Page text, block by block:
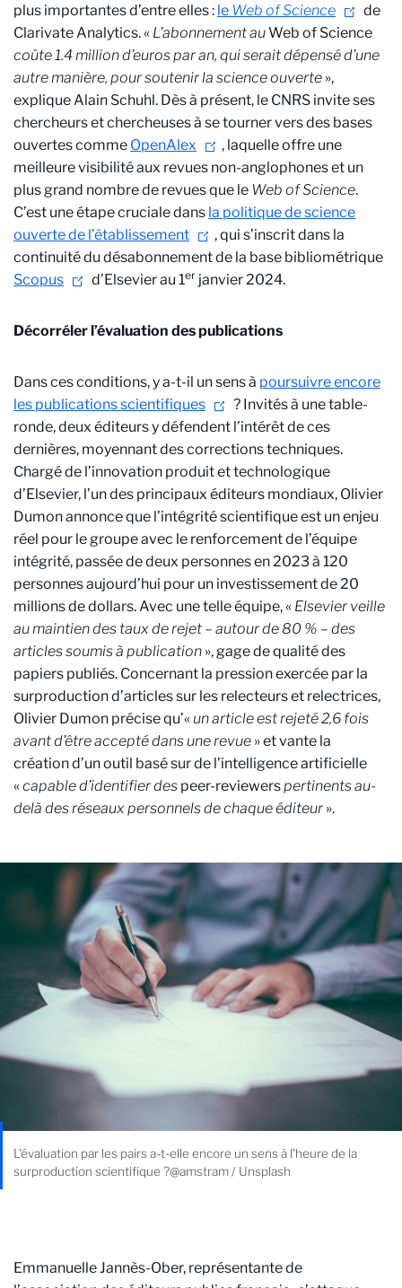
plus importantes d’entre elles : le Web of Science
de
Clarivate Analytics. « L’abonnement auWeb of Science
coûte 1.4 million d’euros par an, qui serait dépensé d’une
autre manière, pour soutenir la science ouverte »,
explique Alain Schuhl. Dès à présent, le CNRS invite ses
chercheurs et chercheuses à se tourner vers des bases
ouvertes comme OpenAlex
, laquelle offre une
meilleure visibilité aux revues non-anglophones et un
plus grand nombre de revues que le Web of Science.
C’est une étape cruciale dans la politique de science
ouverte de l’établissement
, qui s’inscrit dans la
continuité du désabonnement de la base bibliométrique
Scopus
d’Elsevier au 1er janvier 2024.
Décorréler l’évaluation des publications
Dans ces conditions, y a-t-il un sens à poursuivre encore
les publications scientifiques
? Invités à une table-
ronde, deux éditeurs y défendent l’intérêt de ces
dernières, moyennant des corrections techniques.
Chargé de l’innovation produit et technologique
d’Elsevier, l’un des principaux éditeurs mondiaux, Olivier
Dumon annonce que l’intégrité scientifique est un enjeu
réel pour le groupe avec le renforcement de l’équipe
intégrité, passée de deux personnes en 2023 à 120
personnes aujourd’hui pour un investissement de 20
millions de dollars. Avec une telle équipe, « Elsevier veille
au maintien des taux de rejet – autour de 80 % – des
articles soumis à publication », gage de qualité des
papiers publiés. Concernant la pression exercée par la
surproduction d’articles sur les relecteurs et relectrices,
Olivier Dumon précise qu’« un article est rejeté 2,6 fois
avant d’être accepté dans une revue » et vante la
création d’un outil basé sur de l’intelligence artificielle
«capable d’identifier des peer-reviewers pertinents au-
delà des réseaux personnels de chaque éditeur ».
L'évaluation par les pairs a-t-elle encore un sens à l'heure de la
surproduction scientifique ?@amstram / Unsplash
Emmanuelle Jannès-Ober, représentante de